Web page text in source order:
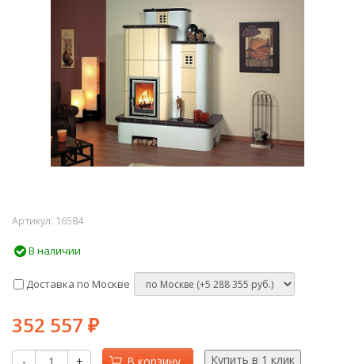
Артикул: 16584
В наличии
Доставка по Москве
352 557 ₽